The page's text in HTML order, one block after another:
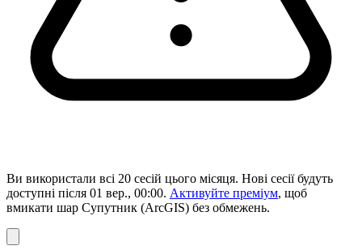
Ви використали всі 20 сесій цього місяця. Нові сесії будуть
доступні після 01 вер., 00:00. Активуйте преміум, щоб
вмикати шар Супутник (ArcGIS) без обмежень.